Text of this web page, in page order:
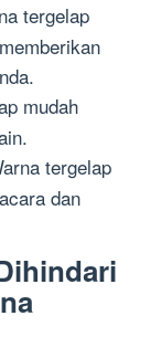
tergelap
mudah
tergelap
dan